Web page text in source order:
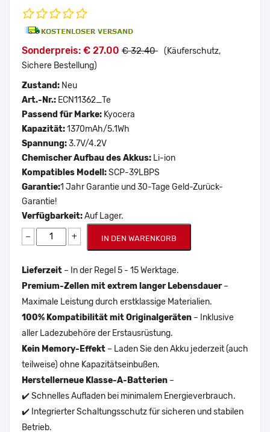
Sonderpreis: € 27.00 € 32.40 (Käuferschutz,
Sichere Bestellung)
Zustand: Neu
Art.-Nr.: ECN11362_Te
Passend für Marke: Kyocera
Kapazität:1370mAh/5.1Wh
Spannung:3.7V/4.2V
Chemischer Aufbau des Akkus: Li-ion
Kompatibles Modell:SCP-39LBPS
Garantie:1 Jahr Garantie und 30-Tage Geld-Zurück-
Garantie!
Verfügbarkeit:Auf Lager.
− + IN DEN WARENKORB
Lieferzeit – In der Regel 5 - 15 Werktage.
Premium-Zellen mit extrem langer Lebensdauer–
Maximale Leistung durch erstklassige Materialien.
100% Kompatibilität mit Originalgeräten – Inklusive
aller Ladezubehöre der Erstausrüstung.
Kein Memory-Effekt – Laden Sie den Akku jederzeit (auch
teilweise) ohne Kapazitätseinbußen.
Herstellerneue Klasse-A-Batterien –
✔️ Schnelles Aufladen bei minimalem Energieverbrauch.
✔️ Integrierter Schaltungsschutz für sicheren und stabilen
Betrieb.